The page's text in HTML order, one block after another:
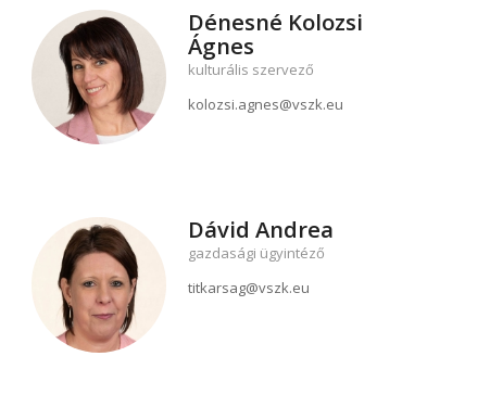
Dénesné Kolozsi
Ágnes
kulturális szervező
kolozsi.agnes@vszk.eu
Dávid Andrea
gazdasági ügyintéző
titkarsag@vszk.eu